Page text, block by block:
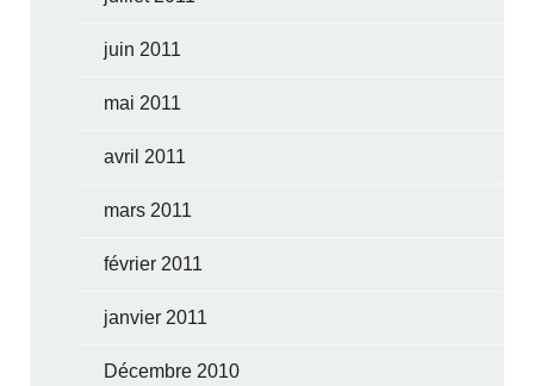
juin 2011
mai 2011
avril 2011
mars 2011
février 2011
janvier 2011
Décembre 2010